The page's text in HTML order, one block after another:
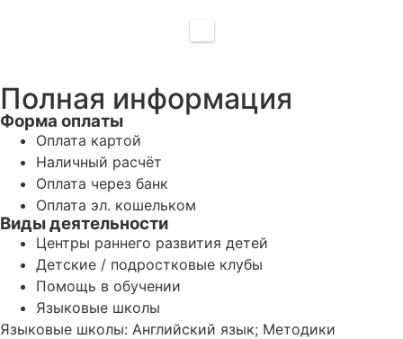
Полная информация
Форма оплаты
Оплата картой
Наличный расчёт
Оплата через банк
Оплата эл. кошельком
Виды деятельности
Центры раннего развития детей
Детские / подростковые клубы
Помощь в обучении
Языковые школы
Языковые школы: Английский язык; Методики